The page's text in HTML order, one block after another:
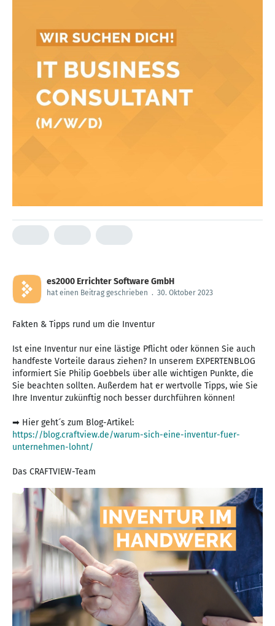
es2000 Errichter Software GmbH
hat einen Beitrag geschrieben . 30. Oktober 2023
Fakten & Tipps rund um die Inventur
Ist eine Inventur nur eine lästige Pflicht oder können Sie auch
handfeste Vorteile daraus ziehen? In unserem EXPERTENBLOG
informiert Sie Philip Goebbels über alle wichtigen Punkte, die
Sie beachten sollten. Außerdem hat er wertvolle Tipps, wie Sie
Ihre Inventur zukünftig noch besser durchführen können!
➡ Hier geht´s zum Blog-Artikel:
https://blog.craftview.de/warum-sich-eine-inventur-fuer-
unternehmen-lohnt/
Das CRAFTVIEW-Team